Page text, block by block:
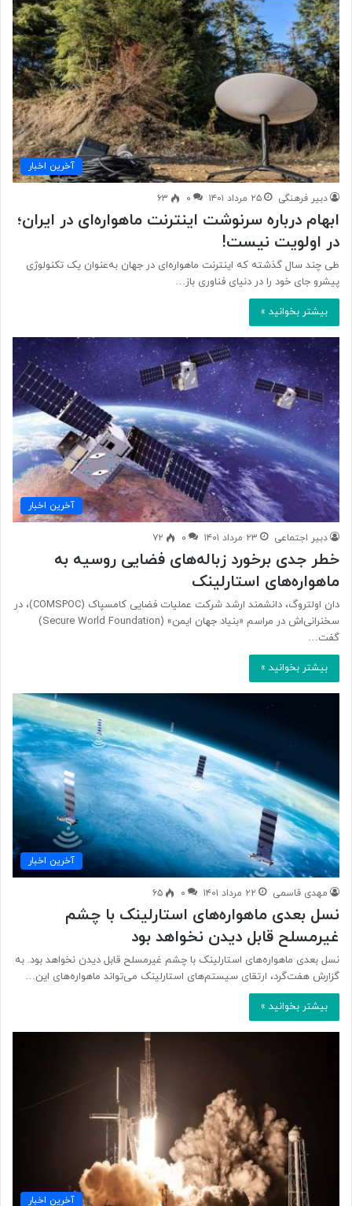
آخرین اخبار
دبیر فرهنگی ۲۵ مرداد ۱۴۰۱ ۰ ۶۳
ابهام درباره سرنوشت اینترنت ماهواره‌ای در ایران؛
در اولویت نیست!
طی چند سال گذشته که اینترنت ماهواره‌ای در جهان به‌عنوان یک تکنولوژی
پیشرو جای خود را در دنیای فناوری باز…
بیشتر بخوانید »
آخرین اخبار
دبیر اجتماعی ۲۳ مرداد ۱۴۰۱ ۰ ۷۲
خطر جدی برخورد زباله‌های فضایی روسیه به
ماهواره‌های استارلینک
دان اولتروگ، دانشمند ارشد شرکت عملیات فضایی کامسپاک (COMSPOC)، در
سخنرانی‌اش در مراسم «بنیاد جهان ایمن» (Secure World Foundation)
گفت…
بیشتر بخوانید »
آخرین اخبار
مهدی قاسمی ۲۲ مرداد ۱۴۰۱ ۰ ۶۵
نسل بعدی ماهواره‌های استارلینک با چشم
غیرمسلح قابل دیدن نخواهد بود
نسل بعدی ماهواره‌های استارلینک با چشم غیرمسلح قابل دیدن نخواهد بود. به
گزارش هفت‌گرد، ارتقای سیستم‌های استارلینک می‌تواند ماهواره‌های این…
بیشتر بخوانید »
آخرین اخبار